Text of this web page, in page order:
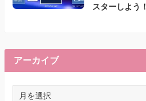
スターしよう！
アーカイブ